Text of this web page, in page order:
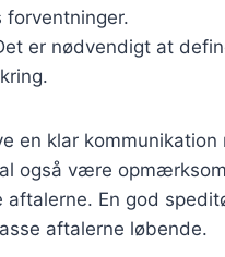
forventninger.
er nødvendigt at
en klar
også være
aftalerne. En god
aftalerne løbende.